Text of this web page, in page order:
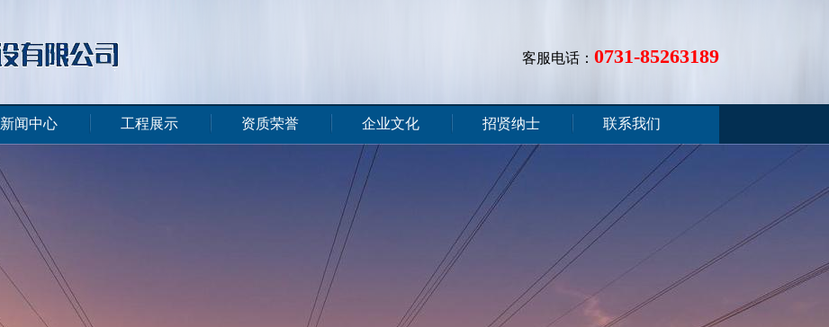
客服电话： 0731-85263189
新闻中心 工程展示 资质荣誉 企业文化 招贤纳士 联系我们